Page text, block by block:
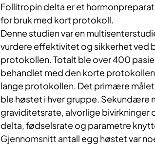
Follitropin delta er et
for bruk med kort protokoll.
Denne studien var en
vurdere effektivitet og sikkerhet ved
protokollen. Totalt ble over 400
behandlet med den korte
lange protokollen. Det primære
ble høstet i hver gruppe. Sekundære
graviditetsrate, alvorlige bivirkninger
delta, fødselsrate og parametre
Gjennomsnitt antall egg høstet var